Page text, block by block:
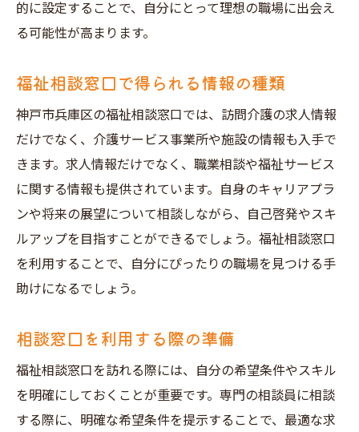
的に設定することで、自分にとって理想の職場に出会え
る可能性が高まります。
福祉相談窓口で得られる情報の種類
神戸市兵庫区の福祉相談窓口では、訪問介護の求人情報
だけでなく、介護サービス事業所や施設の情報も入手で
きます。求人情報だけでなく、職業相談や福祉サービス
に関する情報も提供されています。自身のキャリアプラ
ンや将来の展望について相談しながら、自己啓発やスキ
ルアップを目指すことができるでしょう。福祉相談窓口
を利用することで、自分にぴったりの職場を見つける手
助けになるでしょう。
相談窓口を利用する際の準備
福祉相談窓口を訪れる際には、自分の希望条件やスキル
を明確にしておくことが重要です。専門の相談員に相談
する際に、明確な希望条件を提示することで、最適な求